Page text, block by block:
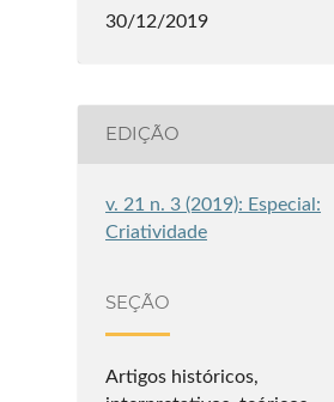
30/12/2019
EDIÇÃO
v. 21 n. 3 (2019): Especial:
Criatividade
SEÇÃO
Artigos históricos,